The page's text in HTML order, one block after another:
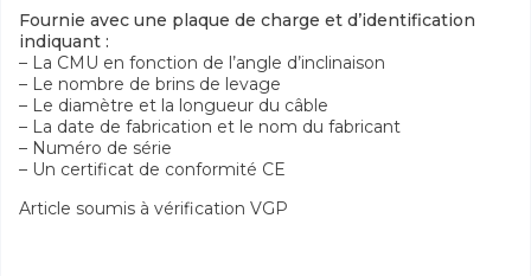
Fournie avec une plaque de charge et d’identification
indiquant :
– La CMU en fonction de l’angle d’inclinaison
– Le nombre de brins de levage
– Le diamètre et la longueur du câble
– La date de fabrication et le nom du fabricant
– Numéro de série
– Un certificat de conformité CE
Article soumis à vérification VGP